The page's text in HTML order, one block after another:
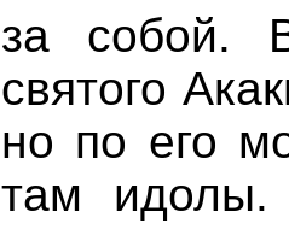
за собой.
святого
но по его
там идолы.